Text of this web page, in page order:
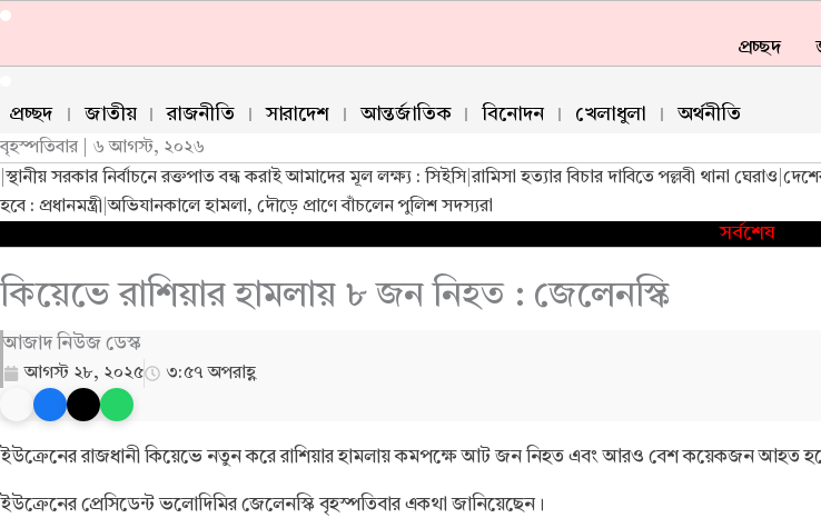
Skip
content
প্রচ্ছদ
প্রচ্ছদ জাতীয় রাজনীতি সারাদেশ আন্তর্জাতিক বিনোদন খেলাধুলা অর্থনীতি
বৃহস্পতিবার | ৬ আগস্ট, ২০২৬
স্থানীয় সরকার নির্বাচনে রক্তপাত বন্ধ করাই আমাদের মূল লক্ষ্য : সিইসি|রামিসা হত্যার বিচার দাবিতে পল্লবী থানা ঘেরাও
হবে : প্রধানমন্ত্রী |অভিযানকালে হামলা, দৌড়ে প্রাণে বাঁচলেন পুলিশ সদস্যরা
সর্বশেষ
কিয়েভে রাশিয়ার হামলায় ৮ জন নিহত : জেলেনস্কি
আজাদ নিউজ ডেস্ক
আগস্ট ২৮, ২০২৫ ৩:৫৭ অপরাহ্ণ
ইউক্রেনের রাজধানী কিয়েভে নতুন করে রাশিয়ার হামলায় কমপক্ষে আট জন নিহত এবং আরও বেশ কয়েকজন আহত
ইউক্রেনের প্রেসিডেন্ট ভলোদিমির জেলেনস্কি বৃহস্পতিবার একথা জানিয়েছেন।